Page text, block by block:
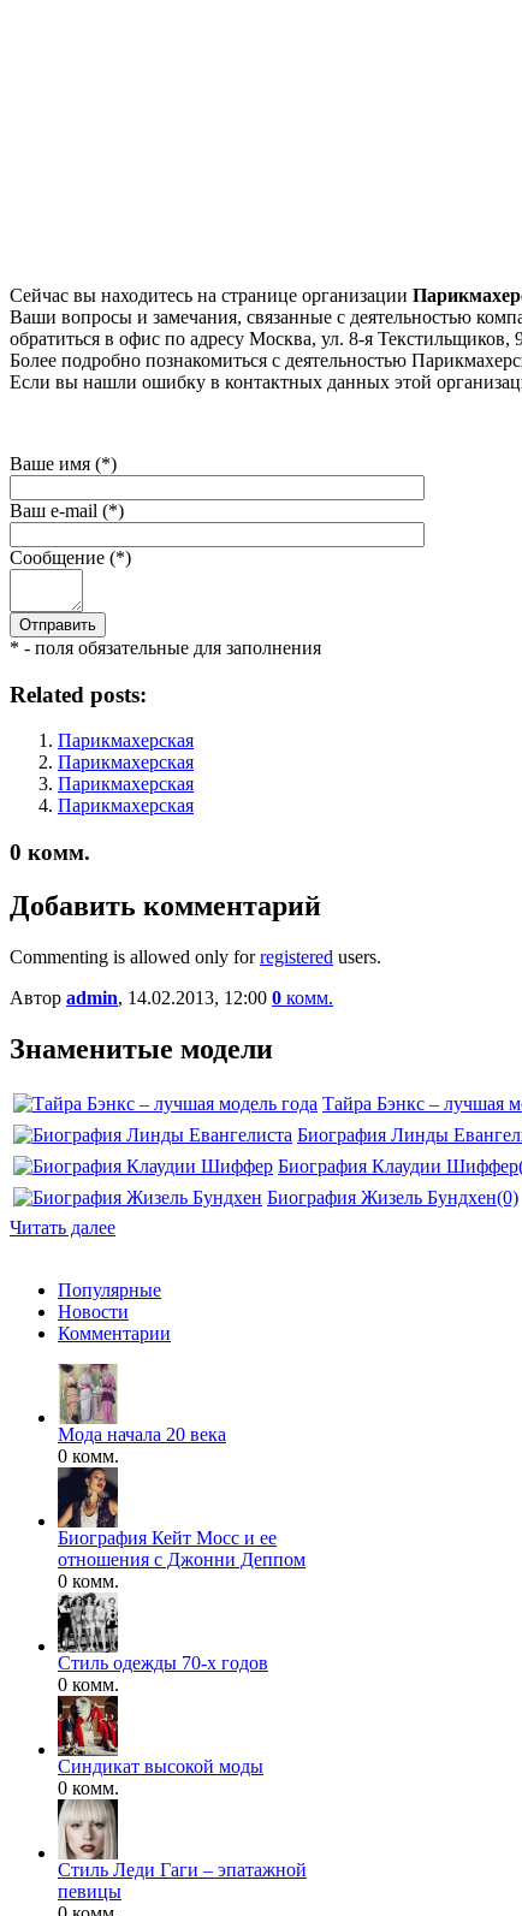
Сейчас вы находитесь на странице организации
Ваши вопросы и замечания, связанные с деятельностью
обратиться в офис по адресу Москва, ул. 8-я Текстильщиков,
Более подробно познакомиться с деятельностью
Если вы нашли ошибку в контактных данных этой
Ваше имя (*)
Ваш e-mail (*)
Сообщение (*)
* - поля обязательные для заполнения
Related posts:
Парикмахерская
Парикмахерская
Парикмахерская
Парикмахерская
0 комм.
Добавить комментарий
Commenting is allowed only forregistered users.
Автор admin, 14.02.2013, 12:00 0 комм.
Знаменитые модели
Тайра Бэнкс – лучшая
Биография Линды
Биография Клаудии Шиффер
Биография Жизель Бундхен(0)
Читать далее
Популярные
Новости
Комментарии
Мода начала 20 века
0 комм.
Биография Кейт Мосс и ее
отношения с Джонни Деппом
0 комм.
Стиль одежды 70-х годов
0 комм.
Синдикат высокой моды
0 комм.
Стиль Леди Гаги – эпатажной
певицы